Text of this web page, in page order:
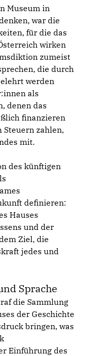
Museum in
war die
für die das
wirken
zumeist
die durch
werden
als
denen das
finanzieren
Steuern zahlen,
mit.
des künftigen
definieren:
Hauses
und der
Ziel, die
jedes und
Sprache
die Sammlung
der Geschichte
bringen, was
Einführung des